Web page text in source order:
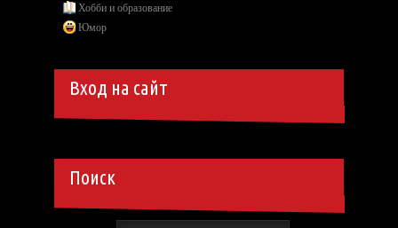
Хобби и образование
Юмор
Вход на сайт
Поиск